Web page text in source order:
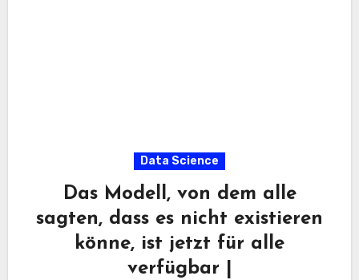
Data Science
Das Modell, von dem alle
sagten, dass es nicht existieren
könne, ist jetzt für alle
verfügbar |